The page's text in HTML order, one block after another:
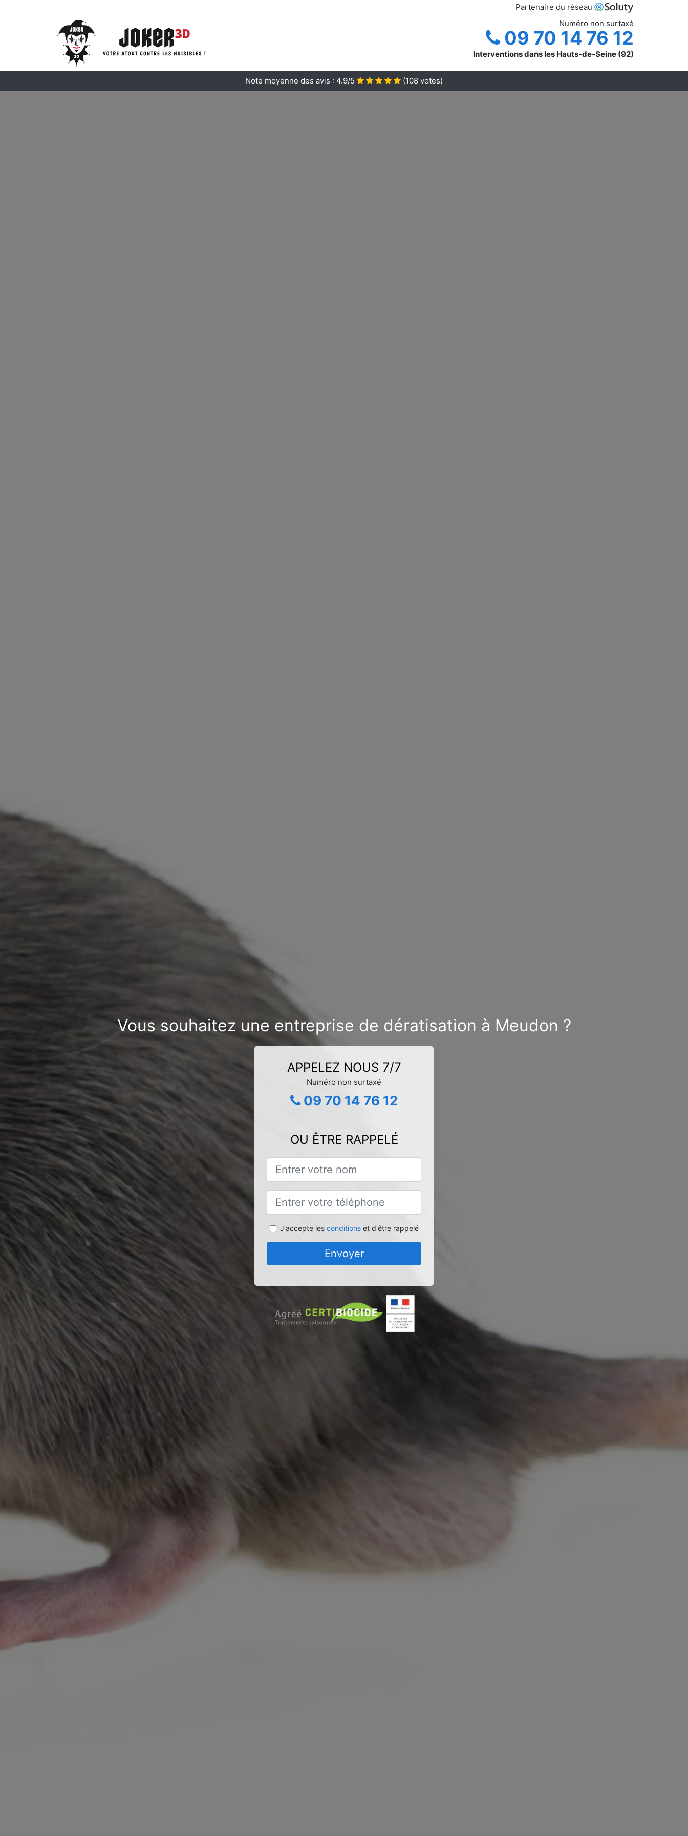
Partenaire du réseau
Numéro non surtaxé
09 70 14 76 12
Interventions dans les Hauts-de-Seine (92)
Note moyenne des avis : 4.9/5 (108 votes)
Vous souhaitez une entreprise de dératisation à Meudon ?
APPELEZ NOUS 7/7
Numéro non surtaxé
09 70 14 76 12
OU ÊTRE RAPPELÉ
J'accepte les conditionset d'être rappelé
Envoyer